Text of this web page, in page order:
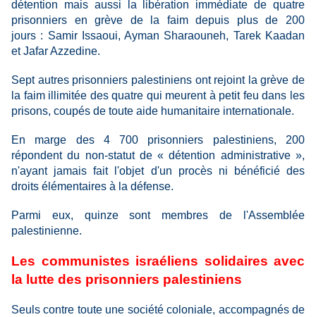
détention mais aussi la libération immédiate de quatre
prisonniers en grève de la faim depuis plus de 200
jours : Samir Issaoui, Ayman Sharaouneh, Tarek Kaadan
et Jafar Azzedine.
Sept autres prisonniers palestiniens ont rejoint la grève de
la faim illimitée des quatre qui meurent à petit feu dans les
prisons, coupés de toute aide humanitaire internationale.
En marge des 4 700 prisonniers palestiniens, 200
répondent du non-statut de « détention administrative »,
n'ayant jamais fait l'objet d'un procès ni bénéficié des
droits élémentaires à la défense.
Parmi eux, quinze sont membres de l'Assemblée
palestinienne.
Les communistes israéliens solidaires avec
la lutte des prisonniers palestiniens
Seuls contre toute une société coloniale, accompagnés de